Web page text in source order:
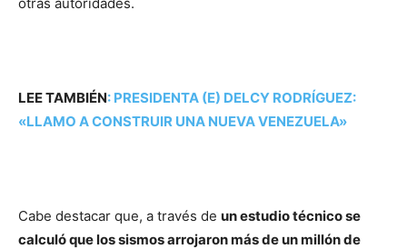
LEE TAMBIÉN: PRESIDENTA (E) DELCY RODRÍGUEZ:
«LLAMO A CONSTRUIR UNA NUEVA VENEZUELA»
Cabe destacar que, a través de un estudio técnico se
calculó que los sismos arrojaron más de un millón de